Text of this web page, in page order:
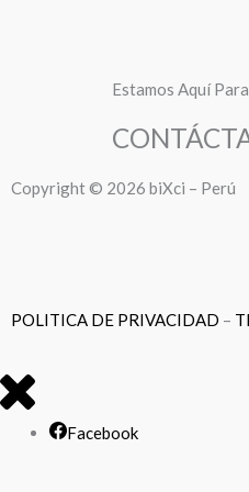
Estamos Aquí
Copyright © 2026 biXci – Perú
POLITICA DE PRIVACIDAD –
Facebook